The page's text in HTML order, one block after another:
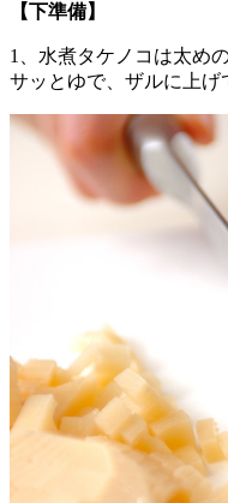
【下準備】
1、水煮タケノコは太め
サッとゆで、ザルに上げ